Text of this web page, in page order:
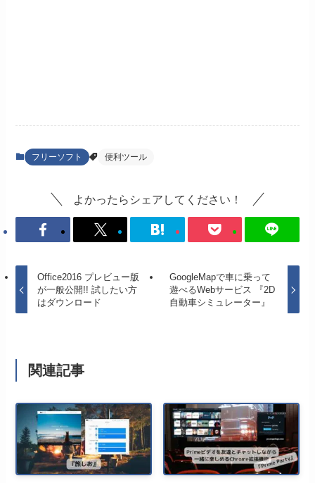
フリーソフト 便利ツール
よかったらシェアしてください！
Office2016 プレビュー版
が一般公開!! 試したい方
はダウンロード
GoogleMapで車に乗って
遊べるWebサービス 『2D
自動車シミュレーター』
関連記事